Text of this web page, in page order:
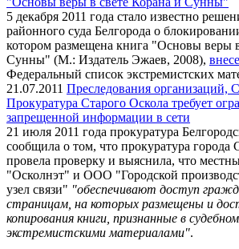
5 декабря 2011 года стало известно
районного суда Белгорода о
котором размещена книга "Основы веры
Сунны" (М.: Издатель Эжаев, 2008),
Федеральный список экстремистских
21.07.2011 Преследования
Прокуратура Старого Оскола требует
запрещенной информации в сети
21 июля 2011 года прокуратура
сообщила о том, что прокуратура города
провела проверку и выяснила, что
"Осколнэт" и ООО "Городской
узел связи" "обеспечивают доступ
страницам, на которых размещены и
копирования книги, признанные в
экстремистскими материалами".